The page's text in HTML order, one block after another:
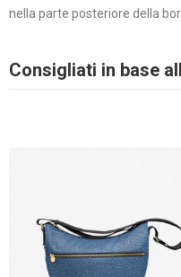
nella parte posteriore della
Consigliati in base